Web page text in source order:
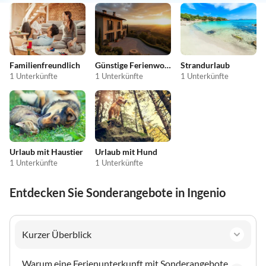
Familienfreundlich
1 Unterkünfte
Günstige Ferienwohnungen
1 Unterkünfte
Strandurlaub
1 Unterkünfte
Urlaub mit Haustier
1 Unterkünfte
Urlaub mit Hund
1 Unterkünfte
Entdecken Sie Sonderangebote in Ingenio
Kurzer Überblick
Warum eine Ferienunterkunft mit Sonderangebote